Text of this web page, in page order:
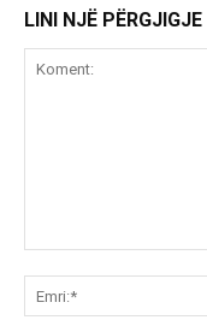
LINI NJË PËRGJIGJE